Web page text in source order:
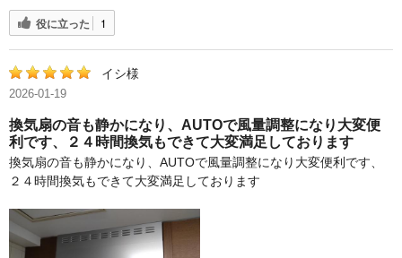
役に立った 1
イシ様
2026-01-19
換気扇の音も静かになり、AUTOで風量調整になり大変便
利です、２４時間換気もできて大変満足しております
換気扇の音も静かになり、AUTOで風量調整になり大変便利です、
２４時間換気もできて大変満足しております